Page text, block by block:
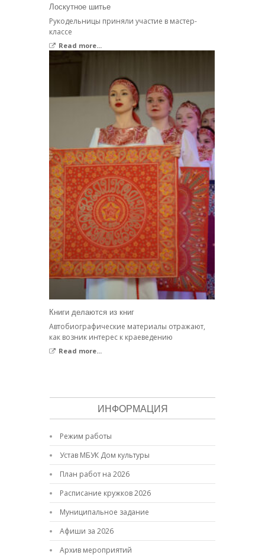
Лоскутное шитье
Рукодельницы приняли участие в мастер-
классе
Read more...
Книги делаются из книг
Автобиографические материалы отражают,
как возник интерес к краеведению
Read more...
ИНФОРМАЦИЯ
Режим работы
Устав МБУК Дом культуры
План работ на 2026
Расписание кружков 2026
Муниципальное задание
Афиши за 2026
Архив мероприятий